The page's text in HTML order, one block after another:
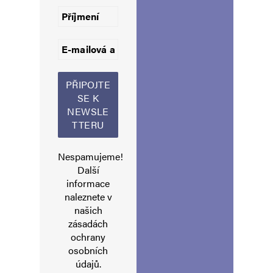
Uložit do prohlížeče jméno, e-mail a webovou stránku pro budoucí
Nespamujeme!
Další
informace
naleznete v
našich
zásadách
ochrany
osobních
údajů.